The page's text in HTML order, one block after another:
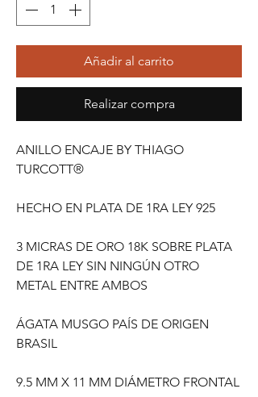
Añadir al carrito
Realizar compra
ANILLO ENCAJE BY THIAGO
TURCOTT®
HECHO EN PLATA DE 1RA LEY 925
3 MICRAS DE ORO 18K SOBRE PLATA
DE 1RA LEY SIN NINGÚN OTRO
METAL ENTRE AMBOS
ÁGATA MUSGO PAÍS DE ORIGEN
BRASIL
9.5 MM X 11 MM DIÁMETRO FRONTAL